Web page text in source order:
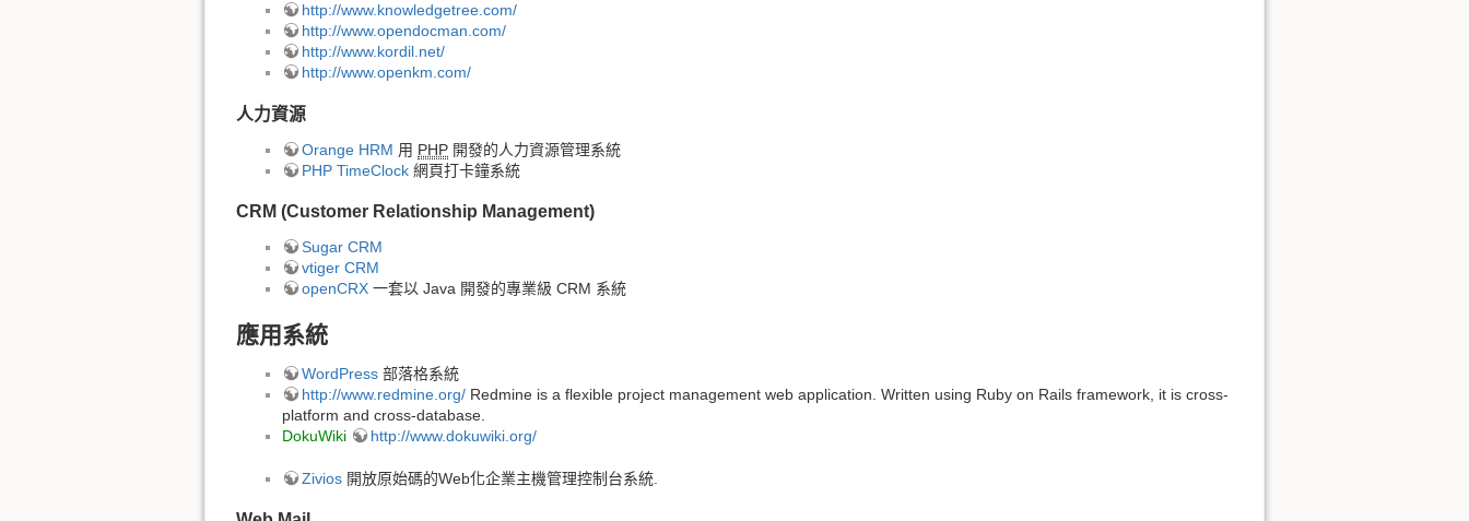
http://www.knowledgetree.com/
http://www.opendocman.com/
http://www.kordil.net/
http://www.openkm.com/
人力資源
Orange HRM 用 PHP 開發的人力資源管理系統
PHP TimeClock 網頁打卡鐘系統
CRM (Customer Relationship Management)
Sugar CRM
vtiger CRM
openCRX 一套以 Java 開發的專業級 CRM 系統
應用系統
WordPress 部落格系統
http://www.redmine.org/ Redmine is a flexible project management web application. Written using Ruby on Rails framework, it is cross-
platform and cross-database.
DokuWiki
http://www.dokuwiki.org/
Zivios 開放原始碼的Web化企業主機管理控制台系統.